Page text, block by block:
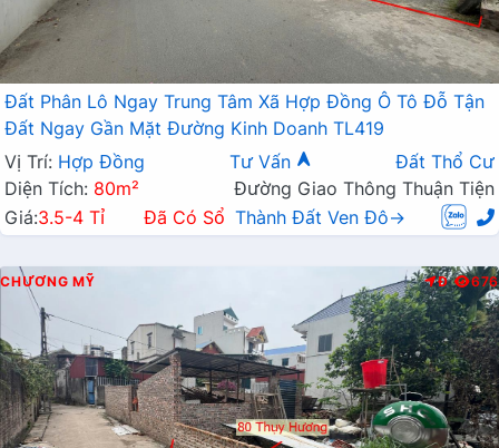
Đất Phân Lô Ngay Trung Tâm Xã Hợp Đồng Ô Tô Đỗ Tận
Đất Ngay Gần Mặt Đường Kinh Doanh TL419
Vị Trí: Hợp Đồng Tư Vấn
Đất Thổ Cư
Diện Tích: 80m²
Đường Giao Thông Thuận Tiện
Giá:3.5-4 Tỉ Đã Có Sổ Thành Đất Ven Đô→
CHƯƠNG MỸ Đ 676